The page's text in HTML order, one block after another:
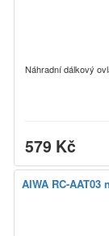
Náhradní dálkový
579 Kč
AIWA RC-